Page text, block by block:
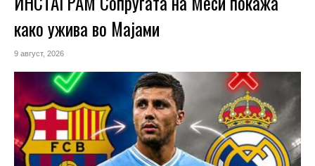
како ужива во Мајами
9 август, 2026